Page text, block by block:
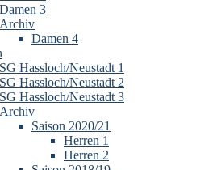
Damen 3
Archiv
Damen 4
SG Hassloch/Neustadt 1
SG Hassloch/Neustadt 2
SG Hassloch/Neustadt 3
Archiv
Saison 2020/21
Herren 1
Herren 2